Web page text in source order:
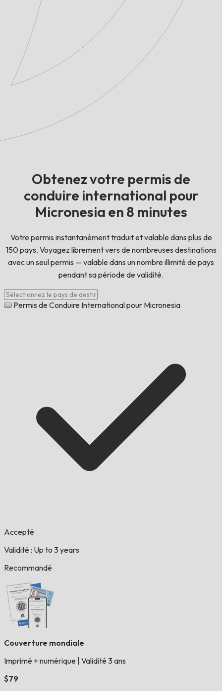
Obtenez votre permis de
conduire international pour
Micronesia en 8 minutes
Votre permis instantanément traduit et valable dans plus de
150 pays. Voyagez librement vers de nombreuses destinations
avec un seul permis — valable dans un nombre illimité de pays
pendant sa période de validité.
Permis de Conduire International pour Micronesia
Accepté
Validité : Up to 3 years
Recommandé
Couverture mondiale
Imprimé + numérique Validité 3 ans
$79